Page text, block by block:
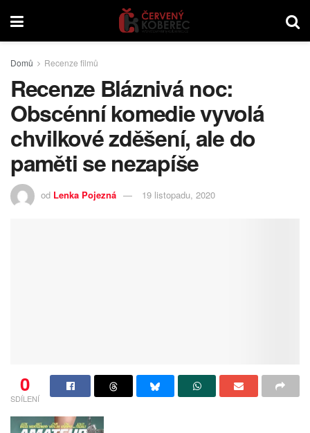
Domů Recenze filmů
Recenze Bláznivá noc:
Obscénní komedie vyvolá
chvilkové zděšení, ale do
paměti se nezapíše
od Lenka Pojezná 19 listopadu, 2020
0
SDÍLENÍ